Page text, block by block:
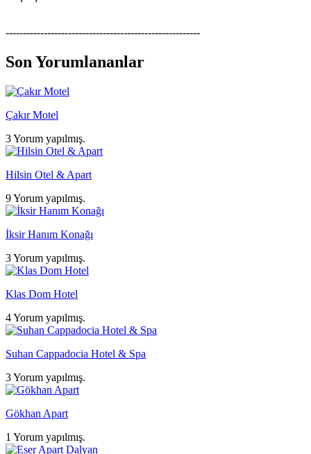
--------------------------------------------------------
Son Yorumlananlar
Çakır Motel
3 Yorum yapılmış.
Hilsin Otel & Apart
9 Yorum yapılmış.
İksir Hanım Konağı
3 Yorum yapılmış.
Klas Dom Hotel
4 Yorum yapılmış.
Suhan Cappadocia Hotel & Spa
3 Yorum yapılmış.
Gökhan Apart
1 Yorum yapılmış.